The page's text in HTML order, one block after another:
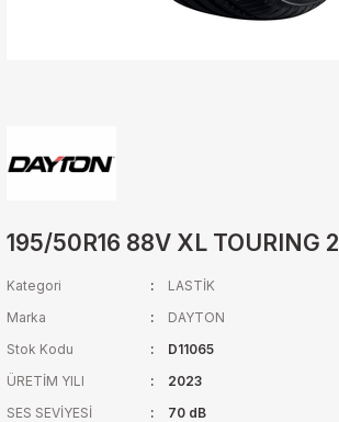
195/50R16 88V XL TOURING 2
Kategori
LASTİK
Marka
DAYTON
Stok Kodu
D11065
ÜRETİM YILI
2023
SES SEVİYESİ
70 dB